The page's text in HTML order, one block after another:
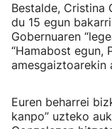
Bestalde, Cristina
du 15 egun
Gobernuaren
“Hamabost egun,
amesgaiztoarekin
Euren beharrei
kanpo” uzteko